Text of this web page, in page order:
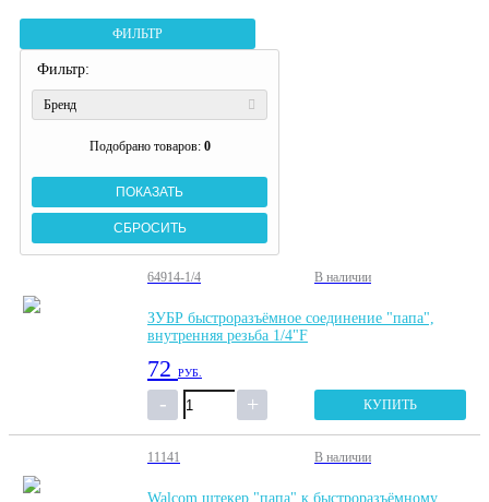
ФИЛЬТР
Фильтр:
Бренд
Подобрано товаров: 0
64914-1/4 В наличии
ЗУБР быстроразъёмное соединение "папа",
внутренняя резьба 1/4"F
72 РУБ.
КУПИТЬ
11141 В наличии
Walcom штекер "папа" к быстроразъёмному